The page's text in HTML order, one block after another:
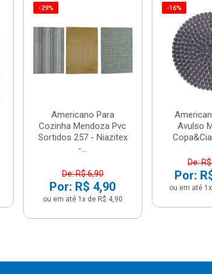
-29%
Americano Para
Cozinha Mendoza Pvc
Sortidos 257 - Niazitex
-...
De: R$ 6,90
Por: R$ 4,90
ou em até 1x de R$ 4,90
-16%
Avulso
De:
Por:
ou em até